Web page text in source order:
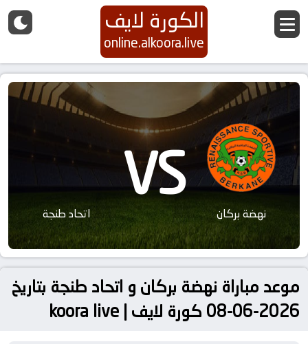
الكورة لايف
online.alkoora.live
نهضة بركان VS اتحاد طنجة
موعد مباراة نهضة بركان و اتحاد طنجة بتاريخ
2026-06-08 كورة لايف | koora live